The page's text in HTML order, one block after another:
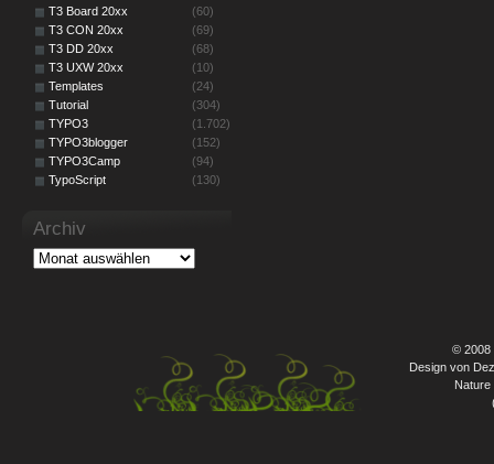
T3 Board 20xx
(60)
T3 CON 20xx
(69)
T3 DD 20xx
(68)
T3 UXW 20xx
(10)
Templates
(24)
Tutorial
(304)
TYPO3
(1.702)
TYPO3blogger
(152)
TYPO3Camp
(94)
TypoScript
(130)
Archiv
© 2008
Design von
Nature